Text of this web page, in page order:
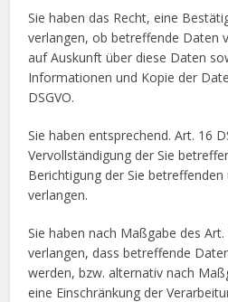
Sie haben das Recht, eine
verlangen, ob betreffende Daten
auf Auskunft über diese Daten
Informationen und Kopie der
DSGVO.
Sie haben entsprechend. Art. 16
Vervollständigung der Sie
Berichtigung der Sie
verlangen.
Sie haben nach Maßgabe des Art.
verlangen, dass betreffende
werden, bzw. alternativ nach
eine Einschränkung der